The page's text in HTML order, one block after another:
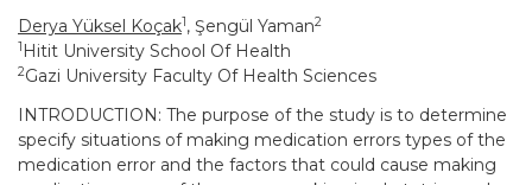
Derya Yüksel Koçak1, Şengül Yaman2
1 Hitit University School Of Health
2Gazi University Faculty Of Health Sciences
INTRODUCTION: The purpose of the study is to determine
specify situations of making medication errors types of the
medication error and the factors that could cause making